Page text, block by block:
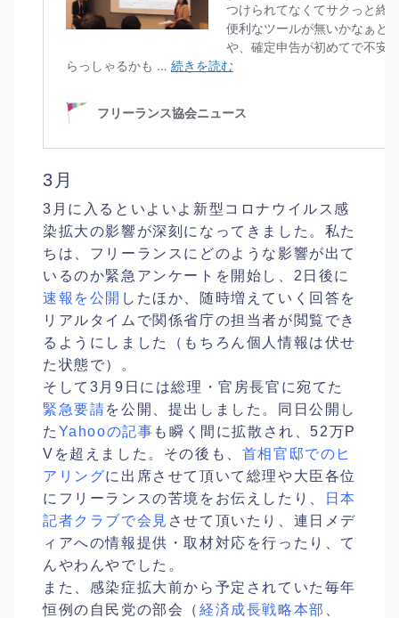
3月
3月に入るといよいよ新型コロナウイルス感
染拡大の影響が深刻になってきました。私た
ちは、フリーランスにどのような影響が出て
いるのか緊急アンケートを開始し、2日後に
速報を公開 したほか、随時増えていく回答を
リアルタイムで関係省庁の担当者が閲覧でき
るようにしました（もちろん個人情報は伏せ
た状態で）。
そして3月9日には総理・官房長官に宛てた
緊急要請を公開、提出しました。同日公開し
た Yahooの記事 も瞬く間に拡散され、52万P
Vを超えました。その後も、 首相官邸でのヒ
アリングに出席させて頂いて総理や大臣各位
にフリーランスの苦境をお伝えしたり、
日本
記者クラブで会見 させて頂いたり、連日メデ
ィアへの情報提供・取材対応を行ったり、て
んやわんやでした。
また、感染症拡大前から予定されていた毎年
恒例の自民党の部会（ 経済成長戦略本部